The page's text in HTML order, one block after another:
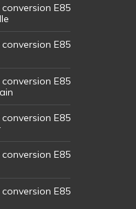
E85
E85
E85
E85
E85
E85